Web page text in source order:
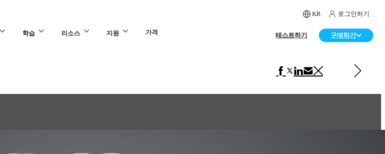
KR 로그인하기
학습 리소스 지원 가격 테스트하기 구매하기
Magnolia V-Moda